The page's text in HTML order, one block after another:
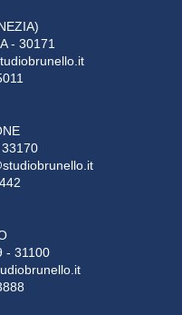
- 30171
- 31100